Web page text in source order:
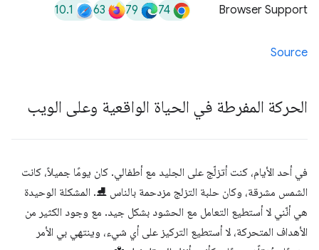
Browser Support
74
79
63
10.1
Source
الحركة المفرطة في الحياة الواقعية وعلى الويب
في أحد الأيام، كنت أتزلّج على الجليد مع أطفالي. كان يومًا جميلاً، كانت
الشمس مشرقة، وكان حلبة التزلج مزدحمة بالناس ⛸. المشكلة الوحيدة
هي أنّني لا أستطيع التعامل مع الحشود بشكل جيد. مع وجود الكثير من
الأهداف المتحركة، لا أستطيع التركيز على أي شيء، وينتهي بي الأمر